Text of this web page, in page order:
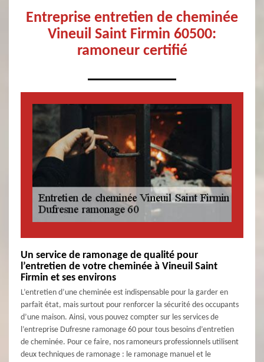
Entreprise entretien de cheminée
Vineuil Saint Firmin 60500:
ramoneur certifié
Un service de ramonage de qualité pour
l’entretien de votre cheminée à Vineuil Saint
Firmin et ses environs
L’entretien d’une cheminée est indispensable pour la garder en
parfait état, mais surtout pour renforcer la sécurité des occupants
d’une maison. Ainsi, vous pouvez compter sur les services de
l’entreprise Dufresne ramonage 60 pour tous besoins d’entretien
de cheminée. Pour ce faire, nos ramoneurs professionnels utilisent
deux techniques de ramonage : le ramonage manuel et le